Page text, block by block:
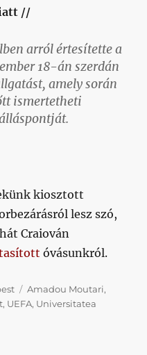
//
arról értesítette a
18-án szerdán
amely során
ismertetheti
kiosztott
lesz szó,
Craiován
óvásunkról.
Címke
Amadou Moutari,
, UEFA, Universitatea